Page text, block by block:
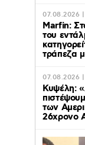
07.08.2026 |
Marfin:
του
τράπεζα
07.08.2026
Κυψέλη:
των
26χρονο